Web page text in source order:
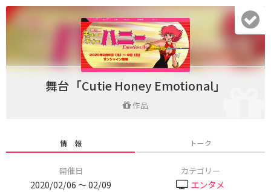
舞台「Cutie Honey Emotional」
作品
情 報 トーク
開催日
2020/02/06 〜 02/09
カテゴリー
エンタメ